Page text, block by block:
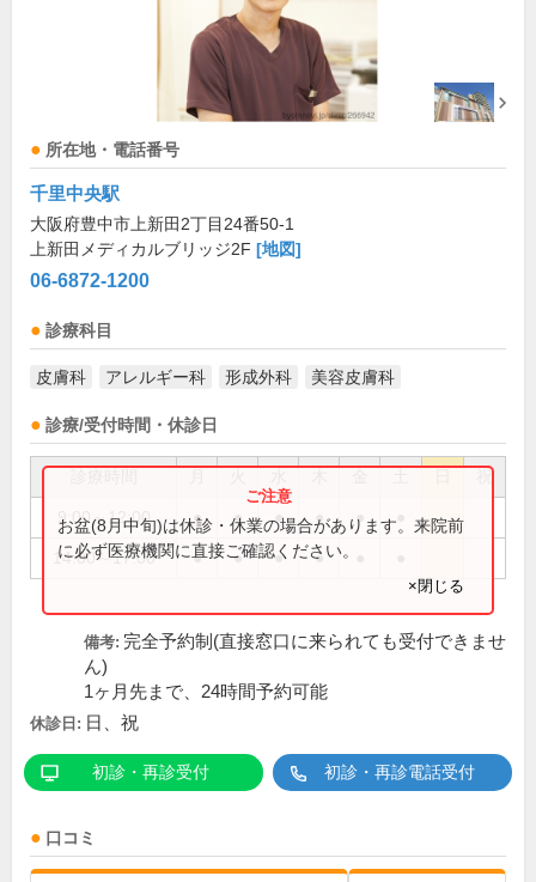
所在地・電話番号
千里中央駅
大阪府豊中市上新田2丁目24番50-1
上新田メディカルブリッジ2F [地図]
06-6872-1200
診療科目
皮膚科 アレルギー科 形成外科 美容皮膚科
診療/受付時間・休診日
祝
9:00～12:00 ● ● ● ● ●
14:00～17:00 ● ● ● ●
お盆(8月中旬)は休診・休業の場合があります。来院前
に必ず医療機関に直接ご確認ください。
×閉じる
備考: 完全予約制(直接窓口に来られても受付できませ
ん)
1ヶ月先まで、24時間予約可能
休診日: 日、祝
初診・再診受付 初診・再診電話受付
口コミ